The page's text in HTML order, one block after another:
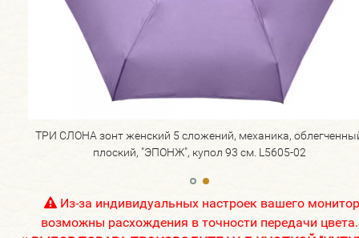
ТРИ СЛОНА зонт женский 5 сложений, механика,
плоский, "ЭПОНЖ", купол 93 см. L5605-02
Из-за индивидуальных настроек вашего
возможны расхождения в точности передачи цвета.